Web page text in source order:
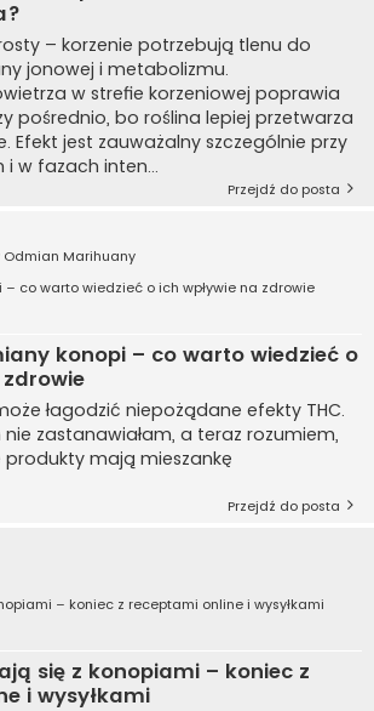
– korzenie potrzebują tlenu do
jonowej i metabolizmu.
w strefie korzeniowej poprawia
pośrednio, bo roślina lepiej przetwarza
Efekt jest zauważalny szczególnie przy
i w fazach inten...
Przejdź do posta
Odmian Marihuany
co warto wiedzieć o ich wpływie na zdrowie
konopi – co warto wiedzieć o
łagodzić niepożądane efekty THC.
zastanawiałam, a teraz rozumiem,
mają mieszankę
Przejdź do posta
– koniec z receptami online i wysyłkami
się z konopiami – koniec z
i wysyłkami